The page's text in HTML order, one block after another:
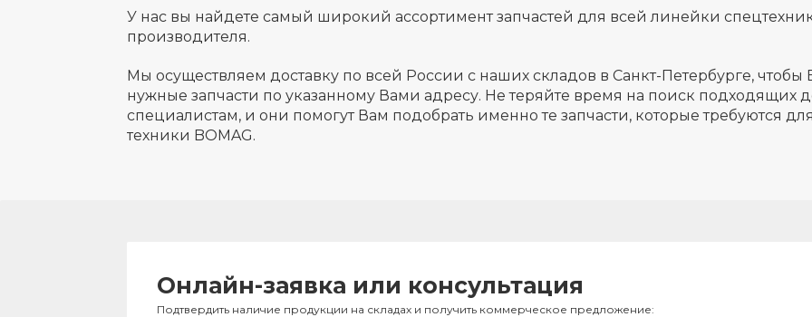
У нас вы найдете самый широкий ассортимент запчастей для всей линейки
производителя.
Мы осуществляем доставку по всей России с наших складов в Санкт-Петербурге, чтобы
нужные запчасти по указанному Вами адресу. Не теряйте время на поиск подходящих
специалистам, и они помогут Вам подобрать именно те запчасти, которые требуются
техники BOMAG.
Онлайн-заявка или консультация
Подтвердить наличие продукции на складах и получить коммерческое предложение: